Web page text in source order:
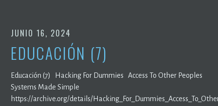
JUNIO 16, 2024
EDUCACIÓN (7)
Educación (7) Hacking For Dummies Access To Other Peoples
Systems Made Simple
https://archive.org/details/